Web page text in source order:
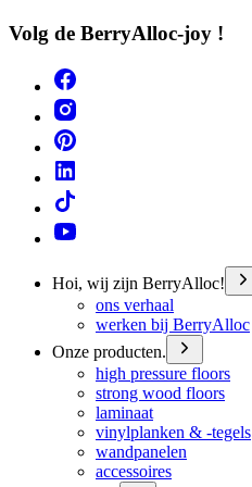
Volg de BerryAlloc-joy !
Hoi, wij zijn BerryAlloc!
ons verhaal
werken bij BerryAlloc
Onze producten.
high pressure floors
strong wood floors
laminaat
vinylplanken & -tegels
wandpanelen
accessoires